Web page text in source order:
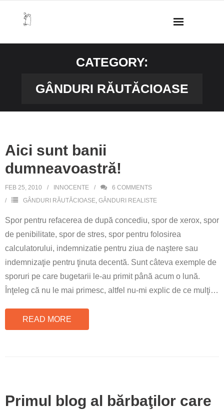
CATEGORY:
GÂNDURI RĂUTĂCIOASE
Aici sunt banii
dumneavoastră!
FEB 25, 2010 INNOCENTE 6 COMMENTS
GÂNDURI RĂUTĂCIOASE, GÂNDURI REALISTE
Spor pentru refacerea de după concediu, spor de xerox, spor
de penibilitate, spor de stres, spor pentru folosirea
calculatorului, indemnizatie pentru ziua de naştere sau
indemnizaţie pentru ţinuta decentă. Sunt câteva exemple de
sporuri pe care bugetarii le-au primit până acum o lună.
Înţeleg că nu le mai primesc, altfel nu-mi explic de ce mulţi…
READ MORE
Primul blog al bărbaţilor care